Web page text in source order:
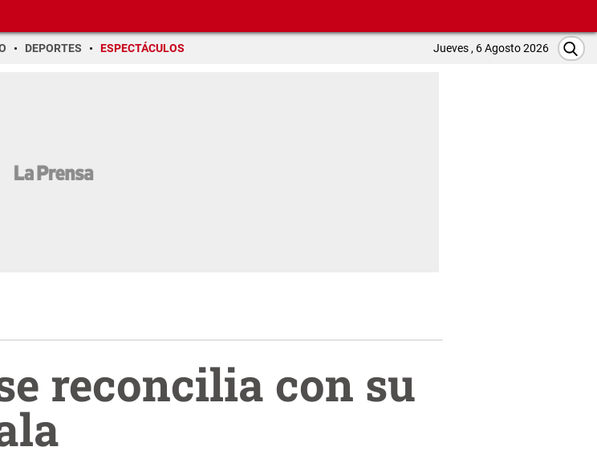
DEPORTES ESPECTÁCULOS Jueves , 6 Agosto 2026
reconcilia con su